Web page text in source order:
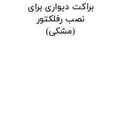
براکت دیواری برای
نصب رفلکتور
(مشکی)